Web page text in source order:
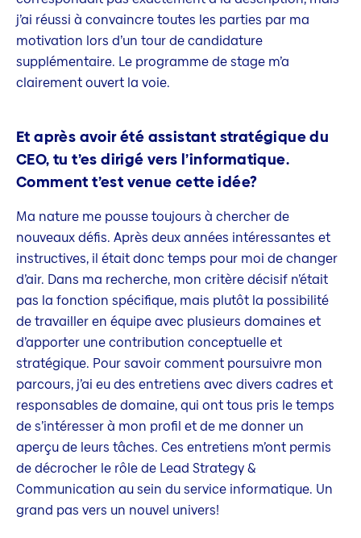
j’ai réussi à convaincre toutes les parties par ma
motivation lors d’un tour de candidature
supplémentaire. Le programme de stage m’a
clairement ouvert la voie.
Et après avoir été assistant stratégique du
CEO, tu t’es dirigé vers l’informatique.
Comment t’est venue cette idée?
Ma nature me pousse toujours à chercher de
nouveaux défis. Après deux années intéressantes et
instructives, il était donc temps pour moi de changer
d’air. Dans ma recherche, mon critère décisif n’était
pas la fonction spécifique, mais plutôt la possibilité
de travailler en équipe avec plusieurs domaines et
d’apporter une contribution conceptuelle et
stratégique. Pour savoir comment poursuivre mon
parcours, j’ai eu des entretiens avec divers cadres et
responsables de domaine, qui ont tous pris le temps
de s’intéresser à mon profil et de me donner un
aperçu de leurs tâches. Ces entretiens m’ont permis
de décrocher le rôle de Lead Strategy &
Communication au sein du service informatique. Un
grand pas vers un nouvel univers!